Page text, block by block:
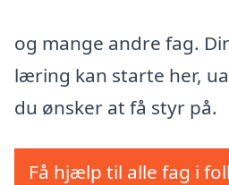
og mange andre fag.
læring kan starte her,
du ønsker at få styr på.
Få hjælp til alle fag i